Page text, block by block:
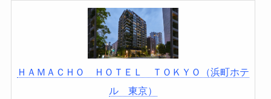
ＨＡＭＡＣＨＯ ＨＯＴＥＬ ＴＯＫＹＯ（浜町ホテ
ル 東京）